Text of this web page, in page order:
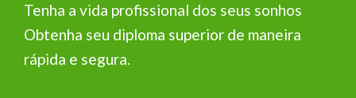
Tenha a vida profissional dos seus sonhos
Obtenha seu diploma superior de maneira
rápida e segura.